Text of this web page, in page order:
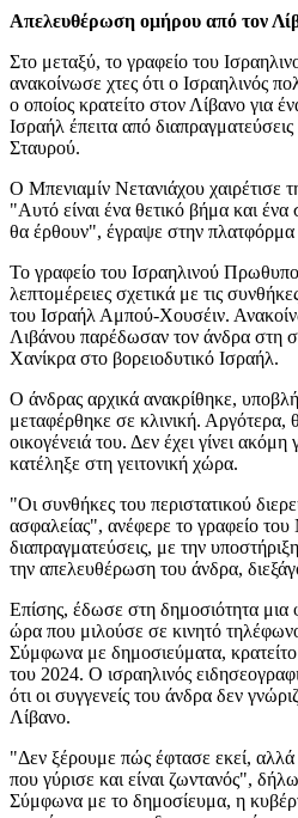
Απελευθέρωση ομήρου από τον
Στο μεταξύ, το γραφείο του
ανακοίνωσε χτες ότι ο Ισραηλινός
ο οποίος κρατείτο στον Λίβανο για
Ισραήλ έπειτα από
Σταυρού.
Ο Μπενιαμίν Νετανιάχου χαιρέτισε
"Αυτό είναι ένα θετικό βήμα και
θα έρθουν", έγραψε στην
Το γραφείο του Ισραηλινού
λεπτομέρειες σχετικά με τις
του Ισραήλ Αμπού-Χουσέιν.
Λιβάνου παρέδωσαν τον άνδρα στη
Χανίκρα στο βορειοδυτικό Ισραήλ.
Ο άνδρας αρχικά ανακρίθηκε,
μεταφέρθηκε σε κλινική. Αργότερα,
οικογένειά του. Δεν έχει γίνει
κατέληξε στη γειτονική χώρα.
"Οι συνθήκες του περιστατικού
ασφαλείας", ανέφερε το γραφείο του
διαπραγματεύσεις, με την
την απελευθέρωση του άνδρα,
Επίσης, έδωσε στη δημοσιότητα μια
ώρα που μιλούσε σε κινητό
Σύμφωνα με δημοσιεύματα,
του 2024. Ο ισραηλινός
ότι οι συγγενείς του άνδρα δεν
Λίβανο.
"Δεν ξέρουμε πώς έφτασε εκεί, αλλά
που γύρισε και είναι ζωντανός",
Σύμφωνα με το δημοσίευμα, η